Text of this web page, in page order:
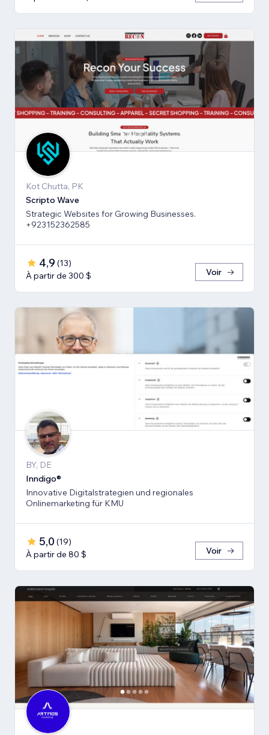
Kot Chutta, PK
Scripto Wave
Strategic Websites for Growing Businesses.
+923152362585
4,9 (13)
À partir de 300 $
Voir
BY, DE
Inndigo®
Innovative Digitalstrategien und regionales
Onlinemarketing für KMU
5,0 (19)
À partir de 80 $
Voir